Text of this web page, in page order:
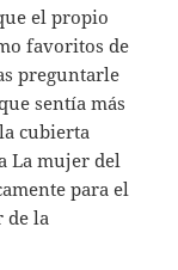
el propio
favoritos de
preguntarle
sentía más
cubierta
La mujer del
para el
de la